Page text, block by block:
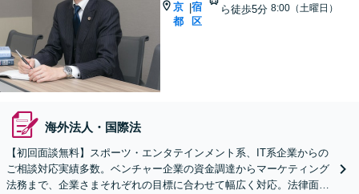
京
都
|宿
区
ら徒歩5分 8:00（土曜日）
海外法人・国際法
【初回面談無料】スポーツ・エンタテインメント系、IT系企業からの
ご相談対応実績多数。ベンチャー企業の資金調達からマーケティング
法務まで、企業さまそれぞれの目標に合わせて幅広く対応。法律面の